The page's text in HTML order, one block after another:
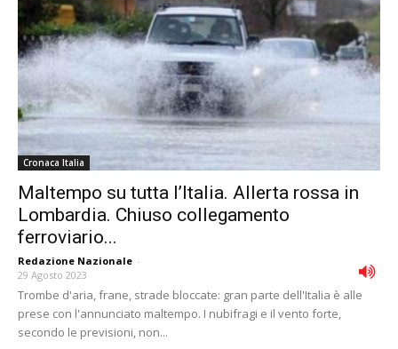
Cronaca Italia
Maltempo su tutta l’Italia. Allerta rossa in
Lombardia. Chiuso collegamento
ferroviario...
Redazione Nazionale -
29 Agosto 2023
Trombe d'aria, frane, strade bloccate: gran parte dell'Italia è alle
prese con l'annunciato maltempo. I nubifragi e il vento forte,
secondo le previsioni, non...